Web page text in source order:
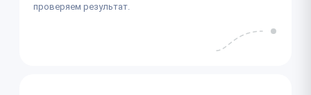
проверяем результат.